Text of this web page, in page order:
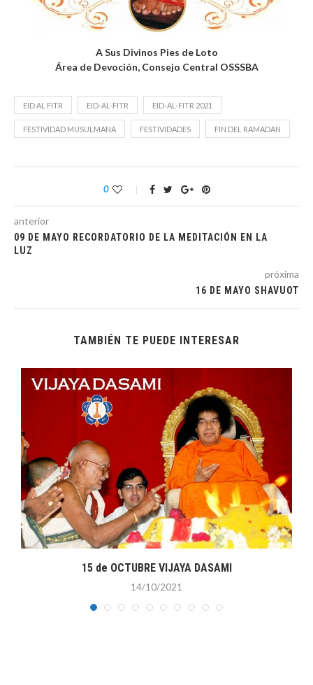
A Sus Divinos Pies de Loto
Área de Devoción, Consejo Central OSSSBA
EID AL FITR EID-AL-FITR EID-AL-FITR 2021
FESTIVIDAD MUSULMANA FESTIVIDADES FIN DEL RAMADAN
0
anterior
09 DE MAYO RECORDATORIO DE LA MEDITACIÓN EN LA
LUZ
próxima
16 DE MAYO SHAVUOT
TAMBIÉN TE PUEDE INTERESAR
15 de OCTUBRE VIJAYA DASAMI
14/10/2021